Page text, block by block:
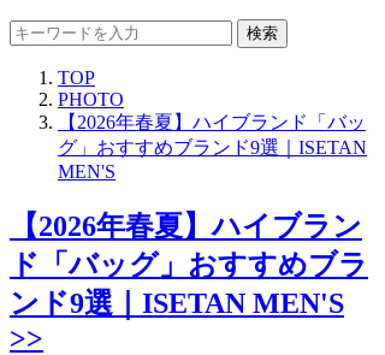
検索
TOP
PHOTO
【2026年春夏】ハイブランド「バッ
グ」おすすめブランド9選｜ISETAN
MEN'S
【2026年春夏】ハイブラン
ド「バッグ」おすすめブラ
ンド9選｜ISETAN MEN'S
>>